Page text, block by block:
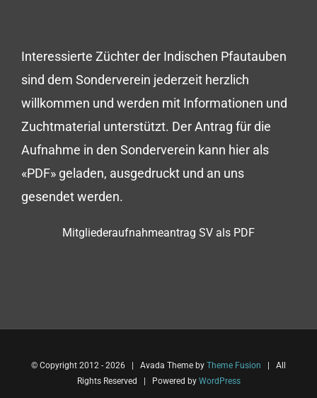
Interessierte Züchter der Indischen Pfautauben
sind dem Sonderverein jederzeit herzlich
willkommen und werden mit Informationen und
Zuchtmaterial unterstützt. Der Antrag für die
Aufnahme in den Sonderverein kann hier als
«PDF» geladen, ausgedruckt und an uns
gesendet werden.
Mitgliederaufnahmeantrag SV als PDF
© Copyright 2012 - 2026 | Avada Theme by Theme Fusion | All
Rights Reserved | Powered by WordPress